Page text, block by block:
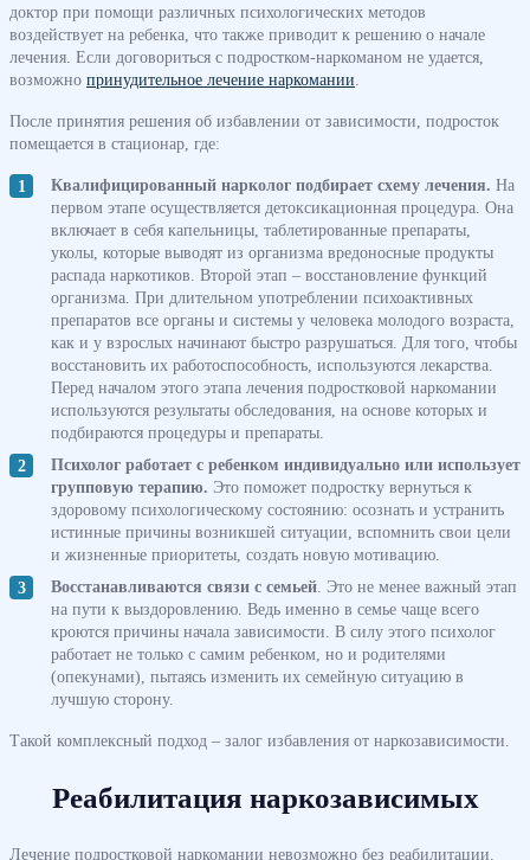
доктор при помощи различных психологических методов
воздействует на ребенка, что также приводит к решению о начале
лечения. Если договориться с подростком-наркоманом не удается,
возможно принудительное лечение наркомании
После принятия решения об избавлении от зависимости, подросток
помещается в стационар, где:
Квалифицированный нарколог подбирает схему лечения. На
первом этапе осуществляется детоксикационная процедура. Она
включает в себя капельницы, таблетированные препараты,
уколы, которые выводят из организма вредоносные продукты
распада наркотиков. Второй этап – восстановление функций
организма. При длительном употреблении психоактивных
препаратов все органы и системы у человека молодого возраста,
как и у взрослых начинают быстро разрушаться. Для того, чтобы
восстановить их работоспособность, используются лекарства.
Перед началом этого этапа лечения подростковой наркомании
используются результаты обследования, на основе которых и
подбираются процедуры и препараты.
Психолог работает с ребенком индивидуально или использует
групповую терапию. Это поможет подростку вернуться к
здоровому психологическому состоянию: осознать и устранить
истинные причины возникшей ситуации, вспомнить свои цели
и жизненные приоритеты, создать новую мотивацию.
Восстанавливаются связи с семьей . Это не менее важный этап
на пути к выздоровлению. Ведь именно в семье чаще всего
кроются причины начала зависимости. В силу этого психолог
работает не только с самим ребенком, но и родителями
(опекунами), пытаясь изменить их семейную ситуацию в
лучшую сторону.
Такой комплексный подход – залог избавления от наркозависимости.
Реабилитация наркозависимых
Лечение подростковой наркомании невозможно без реабилитации.